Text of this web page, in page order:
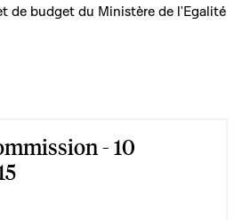
de budget du Ministère de l'Egalité
- 10